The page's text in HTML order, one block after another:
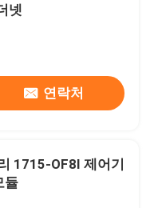
넷
연락처
1715-OF8I 제어기
듈